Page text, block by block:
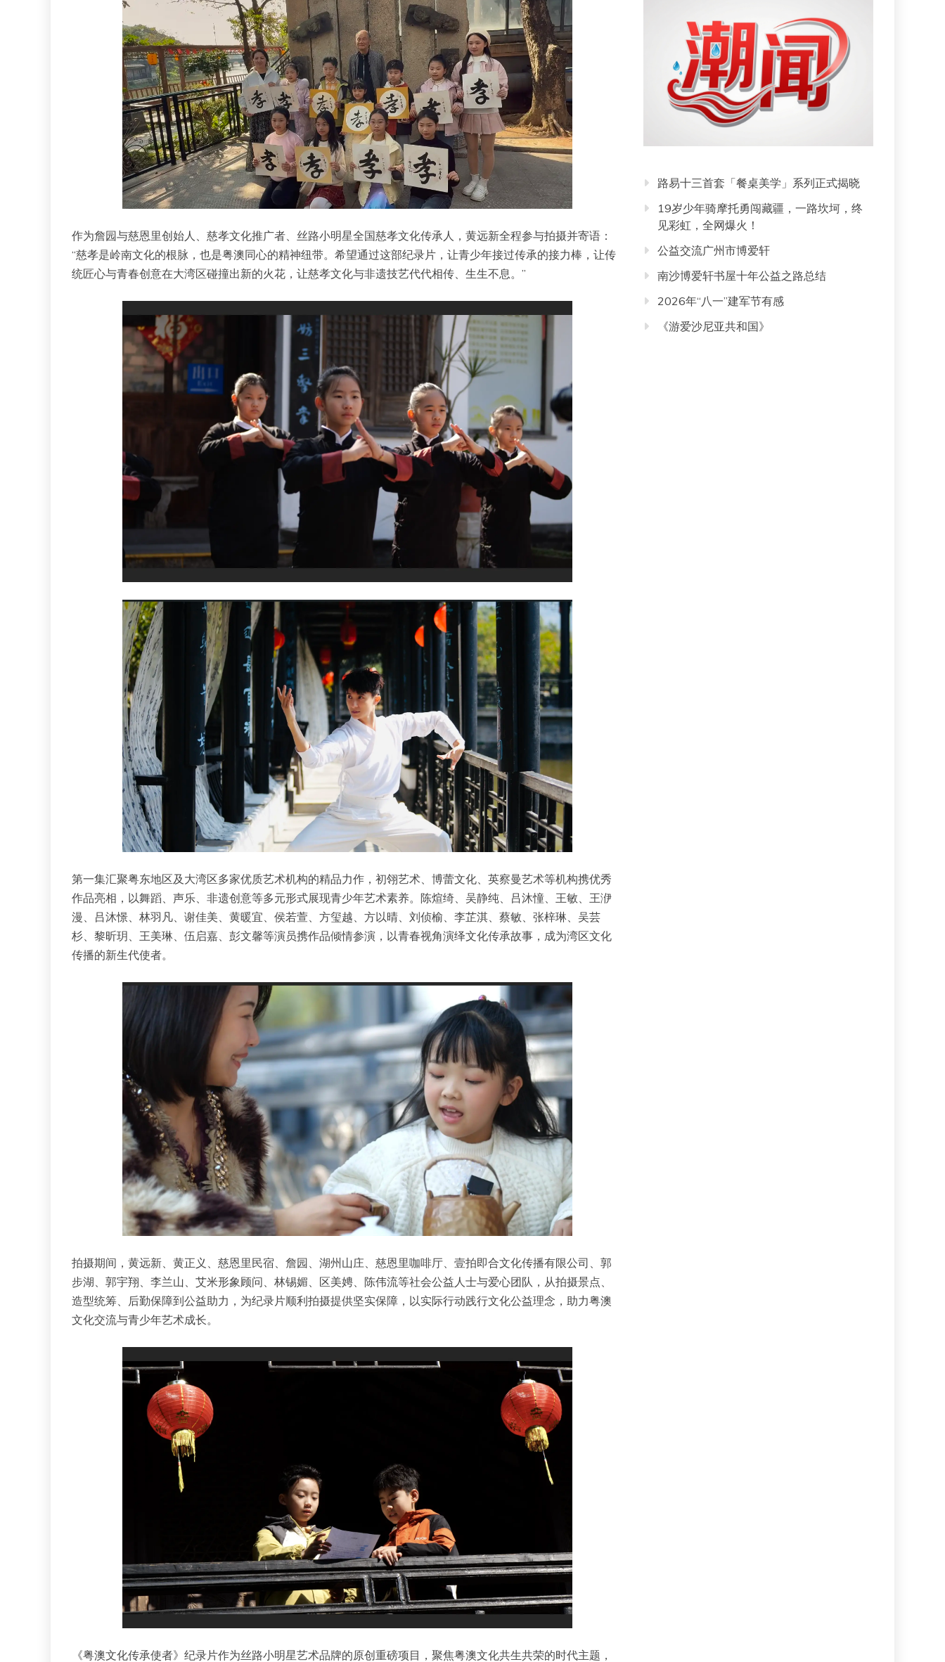
作为詹园与慈恩里创始人、慈孝文化推广者、丝路小明星全国慈孝文化传承人，黄远新全程参与拍摄并寄语：
“慈孝是岭南文化的根脉，也是粤澳同心的精神纽带。希望通过这部纪录片，让青少年接过传承的接力棒，让传
统匠心与青春创意在大湾区碰撞出新的火花，让慈孝文化与非遗技艺代代相传、生生不息。”
第一集汇聚粤东地区及大湾区多家优质艺术机构的精品力作，初翎艺术、博蕾文化、英察曼艺术等机构携优秀
作品亮相，以舞蹈、声乐、非遗创意等多元形式展现青少年艺术素养。陈煊绮、吴静纯、吕沐憧、王敏、王洢
漫、吕沐憬、林羽凡、谢佳美、黄暖宜、侯若萱、方玺越、方以晴、刘侦榆、李芷淇、蔡敏、张梓琳、吴芸
杉、黎昕玥、王美琳、伍启嘉、彭文馨等演员携作品倾情参演，以青春视角演绎文化传承故事，成为湾区文化
传播的新生代使者。
拍摄期间，黄远新、黄正义、慈恩里民宿、詹园、湖州山庄、慈恩里咖啡厅、壹拍即合文化传播有限公司、郭
步湖、郭宇翔、李兰山、艾米形象顾问、林锡媚、区美娉、陈伟流等社会公益人士与爱心团队，从拍摄景点、
造型统筹、后勤保障到公益助力，为纪录片顺利拍摄提供坚实保障，以实际行动践行文化公益理念，助力粤澳
文化交流与青少年艺术成长。
《粤澳文化传承使者》纪录片作为丝路小明星艺术品牌的原创重磅项目，聚焦粤澳文化共生共荣的时代主题，
路易十三首套「餐桌美学」系列正式揭晓
19岁少年骑摩托勇闯藏疆，一路坎坷，终
见彩虹，全网爆火！
公益交流广州市博爱轩
南沙博爱轩书屋十年公益之路总结
2026年“八一”建军节有感
《游爱沙尼亚共和国》